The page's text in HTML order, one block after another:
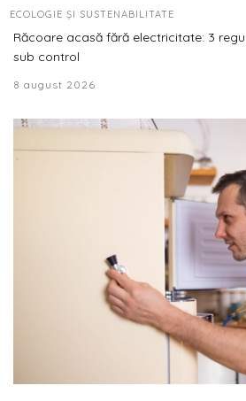
ECOLOGIE ȘI SUSTENABILITATE
Răcoare acasă fără electricitate: 3
sub control
8 august 2026